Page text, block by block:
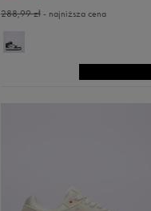
288,99 zł- najniższa cena